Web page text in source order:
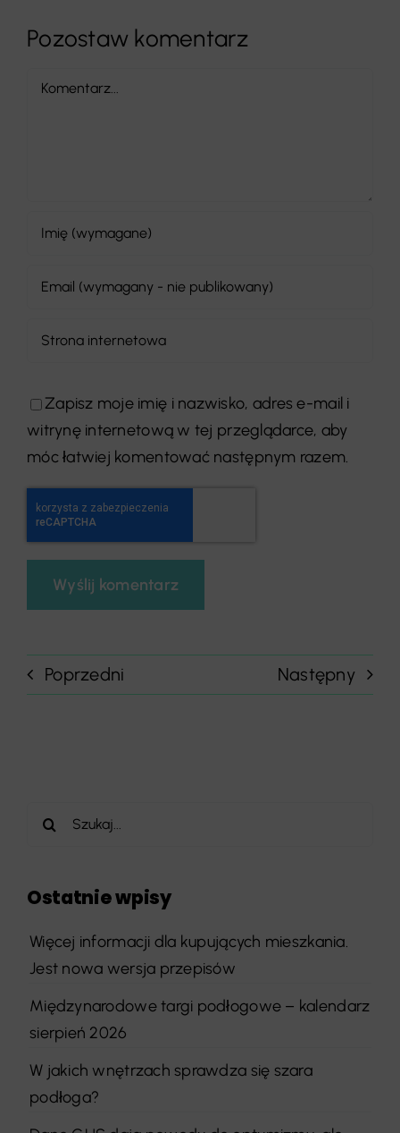
Pozostaw komentarz
Comment
Zapisz moje imię i nazwisko, adres e-mail i
witrynę internetową w tej przeglądarce, aby
móc łatwiej komentować następnym razem.
Poprzedni Następny
Szukaj
Ostatnie wpisy
Więcej informacji dla kupujących mieszkania.
Jest nowa wersja przepisów
Międzynarodowe targi podłogowe – kalendarz
sierpień 2026
W jakich wnętrzach sprawdza się szara
podłoga?